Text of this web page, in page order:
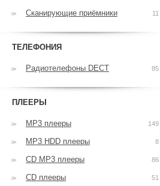
Сканирующие приёмники 11
ТЕЛЕФОНИЯ
Радиотелефоны DECT 85
ПЛЕЕРЫ
MP3 плееры 149
MP3 HDD плееры 8
CD MP3 плееры 86
CD плееры 51